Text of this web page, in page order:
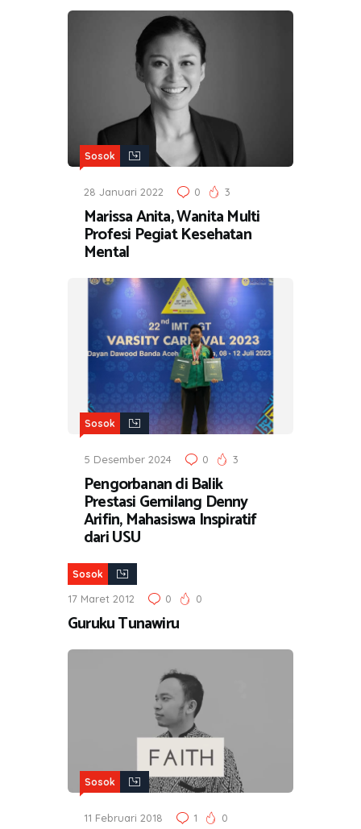
Sosok
28 Januari 2022 0 3
Marissa Anita, Wanita Multi
Profesi Pegiat Kesehatan
Mental
Sosok
5 Desember 2024 0 3
Pengorbanan di Balik
Prestasi Gemilang Denny
Arifin, Mahasiswa Inspiratif
dari USU
Sosok
17 Maret 2012 0 0
Guruku Tunawiru
Sosok
11 Februari 2018 1 0